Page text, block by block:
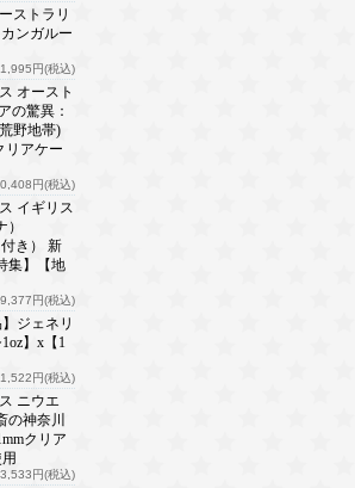
ストラリ
ンガルー
円(税込)
オースト
の驚異：
野地帯)
リアケー
円(税込)
イギリス
付き） 新
集】【地
円(税込)
】ジェネリ
】x【1
円(税込)
ニウエ
の神奈川
クリア
円(税込)